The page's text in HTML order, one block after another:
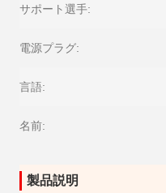
サポート選手:
電源プラグ:
言語:
名前:
製品説明